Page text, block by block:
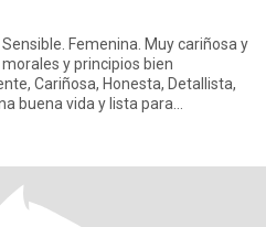
Femenina. Muy cariñosa y
y principios bien
Cariñosa, Honesta, Detallista,
buena vida y lista para